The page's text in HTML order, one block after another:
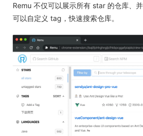
Remu 不仅可以展示所有 star 的仓库、
可以自定义 tag，快速搜索仓库。